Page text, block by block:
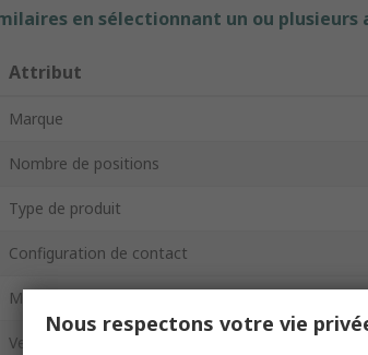
en sélectionnant un ou
Attribut
Marque
Nombre de positions
Type de produit
Configuration de contact
Matériau du boîtier
Verrouillage de clé
Nous respectons votre vie